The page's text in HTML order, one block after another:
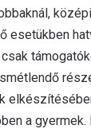
esetükben
a